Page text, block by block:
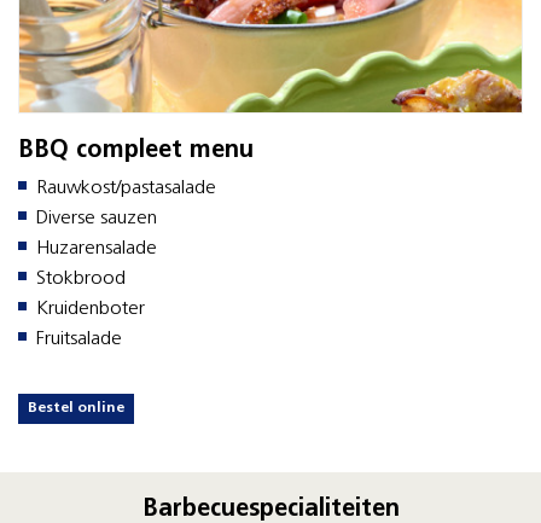
BBQ compleet menu
Rauwkost/pastasalade
Diverse sauzen
Huzarensalade
Stokbrood
Kruidenboter
Fruitsalade
Bestel online
Barbecuespecialiteiten